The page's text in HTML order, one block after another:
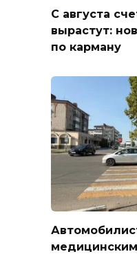
С августа
вырастут:
по карману